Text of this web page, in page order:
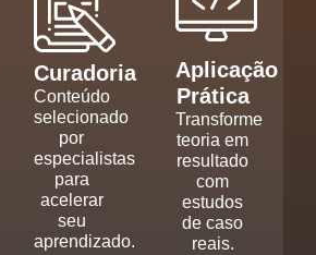
Curadoria
Conteúdo
selecionado
por
especialistas
para
acelerar
seu
aprendizado.
Aplicação
Prática
Transforme
teoria em
resultado
com
estudos
de caso
reais.